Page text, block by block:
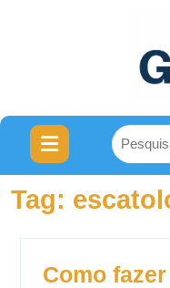
Tag:
Como